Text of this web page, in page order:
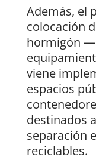
Además, el
colocación
hormigón
viene
espacios
destinados
separación
reciclables.